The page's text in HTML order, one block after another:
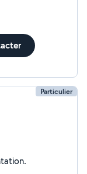
Particulier
ma présentation.